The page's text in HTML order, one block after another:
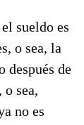
sueldo es
o sea, la
después de
sea,
no es